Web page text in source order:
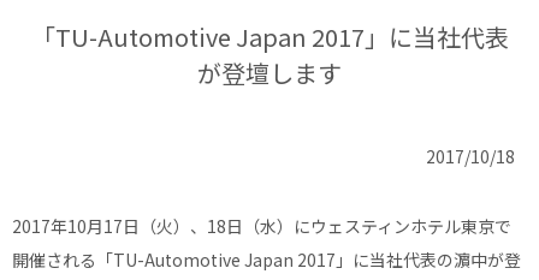
「TU-Automotive Japan 2017」に当社代表
が登壇します
2017/10/18
2017年10月17日（火）、18日（水）にウェスティンホテル東京で
開催される「TU-Automotive Japan 2017」に当社代表の濵中が登